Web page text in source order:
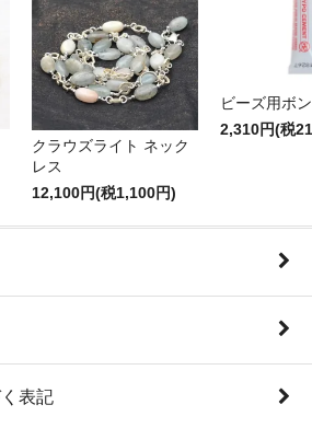
クラウズライト ネック
レス
12,100円(税1,100円)
ビーズ用ボ
2,310円(税
表記